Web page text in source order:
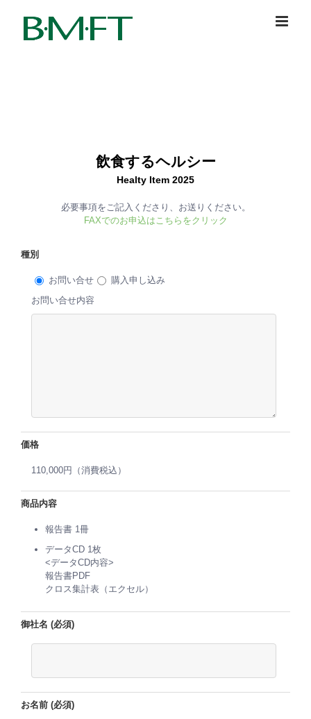
content
飲食するヘルシー
Healty Item 2025
必要事項をご記入くださり、お送りください。
FAXでのお申込はこちらをクリック
種別
お問い合せ
購入申し込み
お問い合せ内容
価格
110,000円（消費税込）
商品内容
報告書 1冊
データCD 1枚
<データCD内容>
報告書PDF
クロス集計表（エクセル）
御社名 (必須)
お名前 (必須)